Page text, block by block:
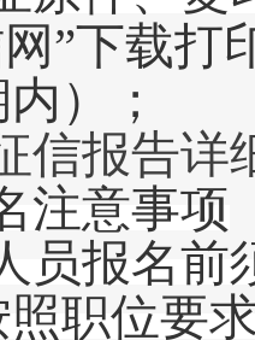
”下载打
）
；
信报告详
注意事项
员报名前
职位要